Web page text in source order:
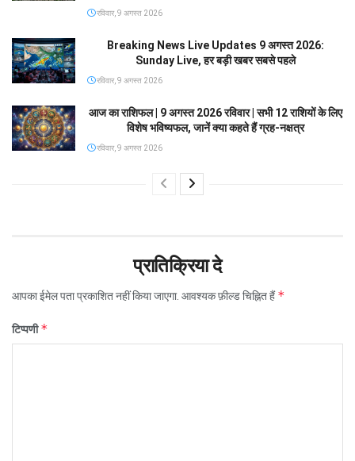
रविवार, 9 अगस्त 2026
Breaking News Live Updates 9 अगस्त 2026:
Sunday Live, हर बड़ी खबर सबसे पहले
रविवार, 9 अगस्त 2026
आज का राशिफल | 9 अगस्त 2026 रविवार | सभी 12 राशियों के लिए
विशेष भविष्यफल, जानें क्या कहते हैं ग्रह-नक्षत्र
रविवार, 9 अगस्त 2026
प्रातिक्रिया दे
आपका ईमेल पता प्रकाशित नहीं किया जाएगा. आवश्यक फ़ील्ड चिह्नित हैं*
टिप्पणी*